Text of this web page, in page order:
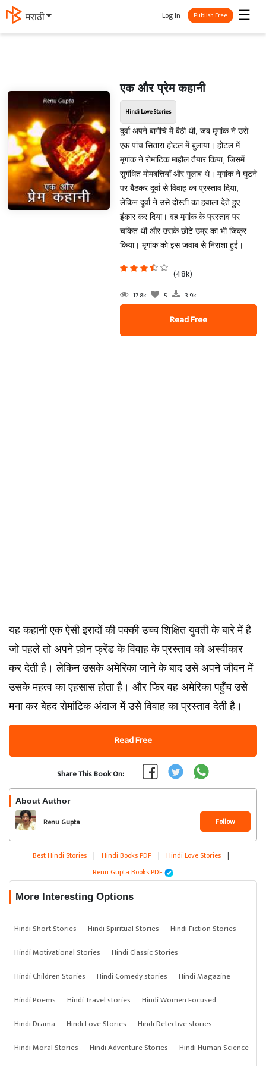
मराठी ☰
Log In Publish Free
एक और प्रेम कहानी
Hindi Love Stories
दूर्वा अपने बागीचे में बैठी थी, जब मृगांक ने उसे
एक पांच सितारा होटल में बुलाया। होटल में
मृगांक ने रोमांटिक माहौल तैयार किया, जिसमें
सुगंधित मोमबत्तियाँ और गुलाब थे। मृगांक ने घुटने
पर बैठकर दूर्वा से विवाह का प्रस्ताव दिया,
लेकिन दूर्वा ने उसे दोस्ती का हवाला देते हुए
इंकार कर दिया। वह मृगांक के प्रस्ताव पर
चकित थी और उसके छोटे उम्र का भी जिक्र
किया। मृगांक को इस जवाब से निराशा हुई।
(48k)
17.8k 5 3.9k
Read Free
यह कहानी एक ऐसी इरादों की पक्की उच्च शिक्षित युवती के बारे में है
जो पहले तो अपने फ़ोन फ्रेंड के विवाह के प्रस्ताव को अस्वीकार
कर देती है। लेकिन उसके अमेरिका जाने के बाद उसे अपने जीवन में
उसके महत्व का एहसास होता है। और फिर वह अमेरिका पहुँच उसे
मना कर बेहद रोमांटिक अंदाज में उसे विवाह का प्रस्ताव देती है।
Read Free
Share This Book On:
About Author
Renu Gupta Follow
Best Hindi Stories | Hindi Books PDF | Hindi Love Stories |
Renu Gupta Books PDF
More Interesting Options
Hindi Short Stories Hindi Spiritual Stories
Hindi Fiction Stories
Hindi Motivational Stories
Hindi Classic Stories
Hindi Children Stories
Hindi Comedy stories
Hindi Magazine
Hindi Poems
Hindi Travel stories
Hindi Women Focused
Hindi Drama
Hindi Love Stories
Hindi Detective stories
Hindi Moral Stories
Hindi Adventure Stories
Hindi Human Science